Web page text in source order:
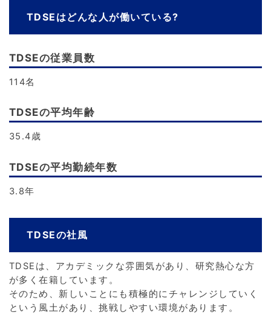
TDSEはどんな人が働いている?
TDSEの従業員数
114名
TDSEの平均年齢
35.4歳
TDSEの平均勤続年数
3.8年
TDSEの社風
TDSEは、アカデミックな雰囲気があり、研究熱心な方
が多く在籍しています。
そのため、新しいことにも積極的にチャレンジしていく
という風土があり、挑戦しやすい環境があります。